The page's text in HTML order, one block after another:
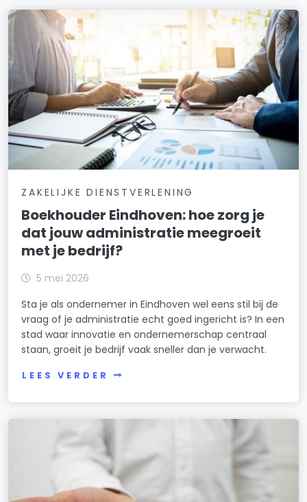
ZAKELIJKE DIENSTVERLENING
Boekhouder Eindhoven: hoe zorg je
dat jouw administratie meegroeit
met je bedrijf?
5 mei 2026
Sta je als ondernemer in Eindhoven wel eens stil bij de
vraag of je administratie echt goed ingericht is? In een
stad waar innovatie en ondernemerschap centraal
staan, groeit je bedrijf vaak sneller dan je verwacht.
LEES VERDER